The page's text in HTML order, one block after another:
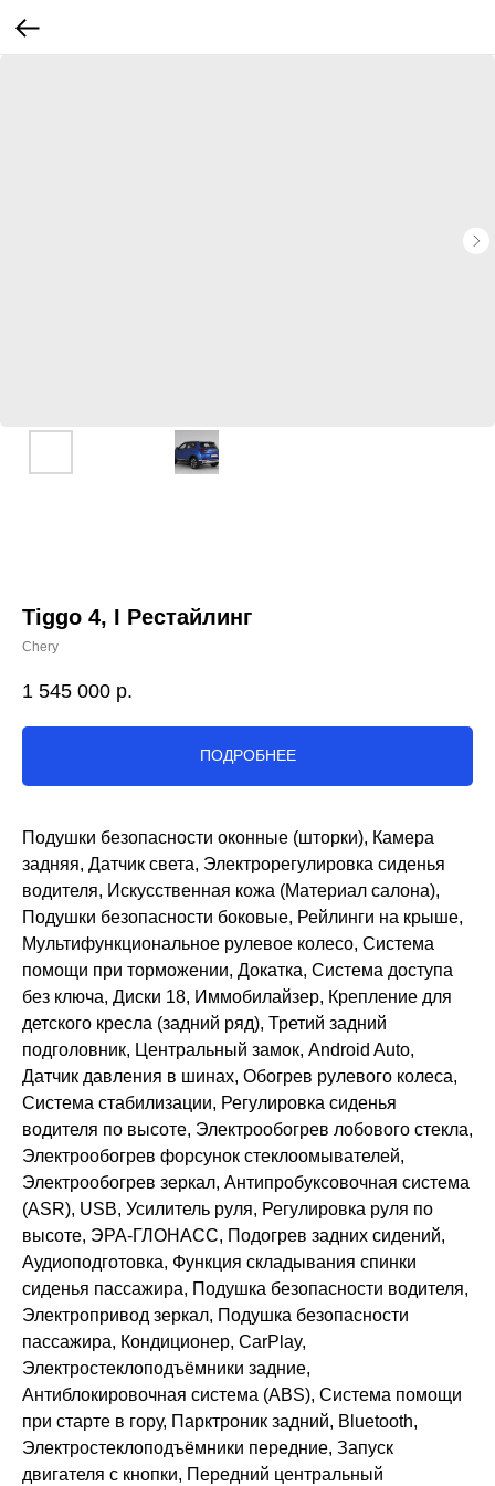
Tiggo 4, I Рестайлинг
Chery
1 545 000 р.
ПОДРОБНЕЕ
Подушки безопасности оконные (шторки), Камера
задняя, Датчик света, Электрорегулировка сиденья
водителя, Искусственная кожа (Материал салона),
Подушки безопасности боковые, Рейлинги на крыше,
Мультифункциональное рулевое колесо, Система
помощи при торможении, Докатка, Система доступа
без ключа, Диски 18, Иммобилайзер, Крепление для
детского кресла (задний ряд), Третий задний
подголовник, Центральный замок, Android Auto,
Датчик давления в шинах, Обогрев рулевого колеса,
Система стабилизации, Регулировка сиденья
водителя по высоте, Электрообогрев лобового стекла,
Электрообогрев форсунок стеклоомывателей,
Электрообогрев зеркал, Антипробуксовочная система
(ASR), USB, Усилитель руля, Регулировка руля по
высоте, ЭРА-ГЛОНАСС, Подогрев задних сидений,
Аудиоподготовка, Функция складывания спинки
сиденья пассажира, Подушка безопасности водителя,
Электропривод зеркал, Подушка безопасности
пассажира, Кондиционер, CarPlay,
Электростеклоподъёмники задние,
Антиблокировочная система (ABS), Система помощи
при старте в гору, Парктроник задний, Bluetooth,
Электростеклоподъёмники передние, Запуск
двигателя с кнопки, Передний центральный